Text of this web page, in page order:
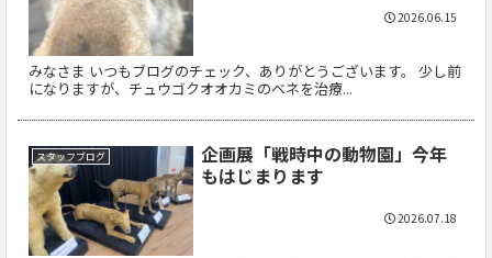
みなさま いつもブログのチェック、ありがとうございます。 少し前
になりますが、チュウゴクオオカミのベネを治療...
2026.06.15
スタッフブログ
企画展「戦時中の動物園」今年
もはじまります
2026.07.18